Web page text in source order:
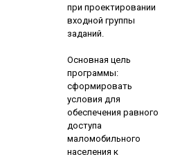
при проектировании
входной группы
заданий.
Основная цель
программы:
сформировать
условия для
обеспечения равного
доступа
маломобильного
населения к